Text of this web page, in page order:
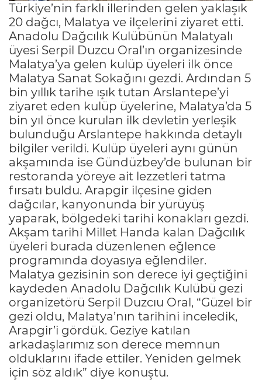
Türkiye’nin farklı illerinden gelen yaklaşık
20 dağcı, Malatya ve ilçelerini ziyaret etti.
Anadolu Dağcılık Kulübünün Malatyalı
üyesi Serpil Duzcu Oral’ın organizesinde
Malatya’ya gelen kulüp üyeleri ilk önce
Malatya Sanat Sokağını gezdi. Ardından 5
bin yıllık tarihe ışık tutan Arslantepe’yi
ziyaret eden kulüp üyelerine, Malatya’da 5
bin yıl önce kurulan ilk devletin yerleşik
bulunduğu Arslantepe hakkında detaylı
bilgiler verildi. Kulüp üyeleri aynı günün
akşamında ise Gündüzbey’de bulunan bir
restoranda yöreye ait lezzetleri tatma
fırsatı buldu. Arapgir ilçesine giden
dağcılar, kanyonunda bir yürüyüş
yaparak, bölgedeki tarihi konakları gezdi.
Akşam tarihi Millet Handa kalan Dağcılık
üyeleri burada düzenlenen eğlence
programında doyasıya eğlendiler.
Malatya gezisinin son derece iyi geçtiğini
kaydeden Anadolu Dağcılık Kulübü gezi
organizetörü Serpil Duzcıu Oral, “Güzel bir
gezi oldu, Malatya’nın tarihini inceledik,
Arapgir’i gördük. Geziye katılan
arkadaşlarımız son derece memnun
olduklarını ifade ettiler. Yeniden gelmek
için söz aldık” diye konuştu.